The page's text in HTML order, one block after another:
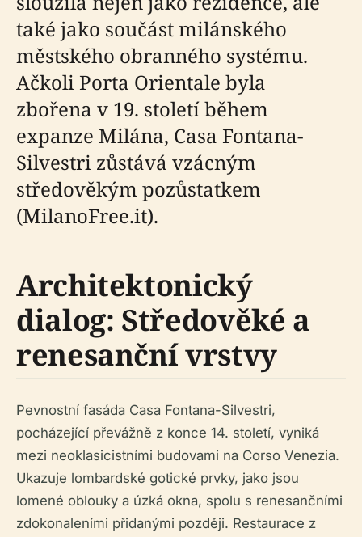
také jako součást milánského
městského obranného systému.
Ačkoli Porta Orientale byla
zbořena v 19. století během
expanze Milána, Casa Fontana-
Silvestri zůstává vzácným
středověkým pozůstatkem
(MilanoFree.it).
Architektonický
dialog: Středověké a
renesanční vrstvy
Pevnostní fasáda Casa Fontana-Silvestri,
pocházející převážně z konce 14. století, vyniká
mezi neoklasicistními budovami na Corso Venezia.
Ukazuje lombardské gotické prvky, jako jsou
lomené oblouky a úzká okna, spolu s renesančními
zdokonaleními přidanými později. Restaurace z